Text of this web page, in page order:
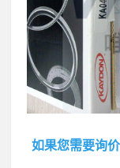
如果您需要询